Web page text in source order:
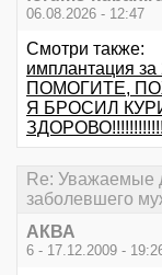
06.08.2026 - 12:47
Смотри также:
имплантация за
ПОМОГИТЕ,
Я БРОСИЛ
Re: Уважаемые
заболевшего
АКВА
6 - 17.12.2009 -